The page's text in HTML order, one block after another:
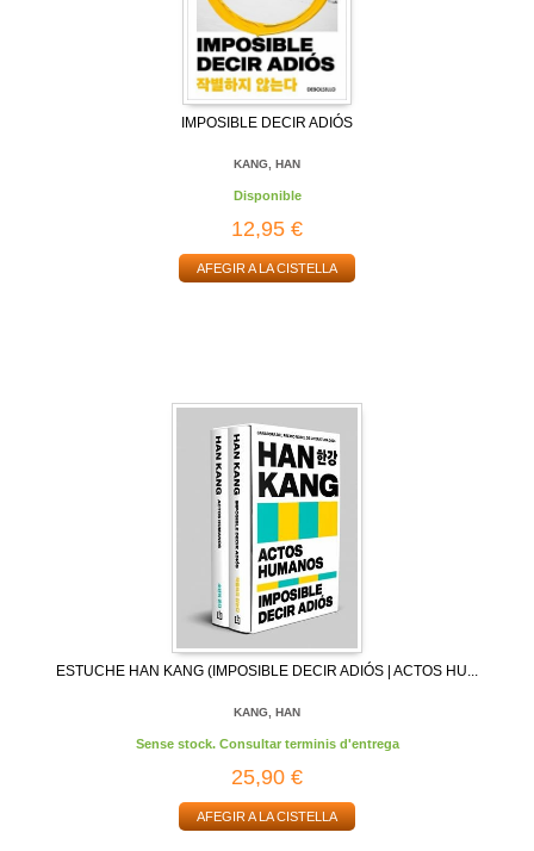
IMPOSIBLE DECIR ADIÓS
KANG, HAN
Disponible
12,95 €
AFEGIR A LA CISTELLA
ESTUCHE HAN KANG (IMPOSIBLE DECIR ADIÓS | ACTOS HU...
KANG, HAN
Sense stock. Consultar terminis d'entrega
25,90 €
AFEGIR A LA CISTELLA